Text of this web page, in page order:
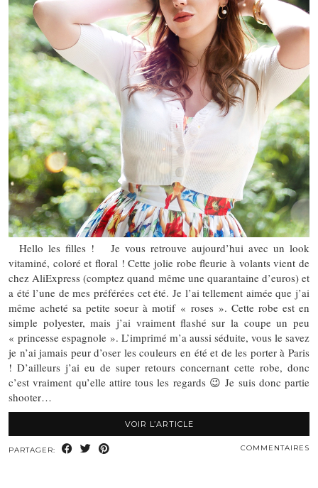
Hello les filles ! Je vous retrouve aujourd’hui avec un look
vitaminé, coloré et floral ! Cette jolie robe fleurie à volants vient de
chez AliExpress (comptez quand même une quarantaine d’euros) et
a été l’une de mes préférées cet été. Je l’ai tellement aimée que j’ai
même acheté sa petite soeur à motif « roses ». Cette robe est en
simple polyester, mais j’ai vraiment flashé sur la coupe un peu
« princesse espagnole ». L’imprimé m’a aussi séduite, vous le savez
je n’ai jamais peur d’oser les couleurs en été et de les porter à Paris
! D’ailleurs j’ai eu de super retours concernant cette robe, donc
c’est vraiment qu’elle attire tous les regards 😉 Je suis donc partie
shooter…
VOIR L’ARTICLE
PARTAGER: COMMENTAIRES